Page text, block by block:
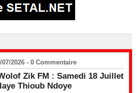
07/2026 - 0 Commentaire
Zik FM : Samedi 18 Juillet
Thioub Ndoye